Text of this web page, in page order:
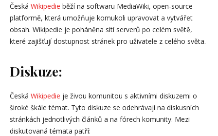
Česká Wikipedie běží na softwaru MediaWiki, open-source
platformě, která umožňuje komukoli upravovat a vytvářet
obsah. Wikipedie je poháněna sítí serverů po celém světě,
které zajišťují dostupnost stránek pro uživatele z celého světa.
Diskuze:
Česká Wikipedie je živou komunitou s aktivními diskuzemi o
široké škále témat. Tyto diskuze se odehrávají na diskusních
stránkách jednotlivých článků a na fórech komunity. Mezi
diskutovaná témata patří: